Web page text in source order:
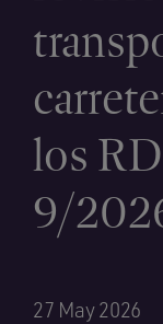
los
9/
27 May 2026